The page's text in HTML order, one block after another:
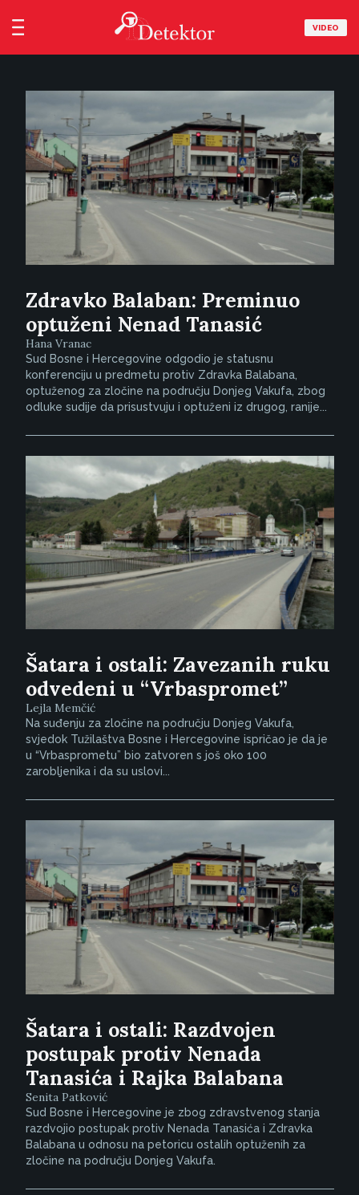
VIDEO
Zdravko Balaban: Preminuo
optuženi Nenad Tanasić
Hana Vranac
Sud Bosne i Hercegovine odgodio je statusnu
konferenciju u predmetu protiv Zdravka Balabana,
optuženog za zločine na području Donjeg Vakufa, zbog
odluke sudije da prisustvuju i optuženi iz drugog, ranije...
Šatara i ostali: Zavezanih ruku
odvedeni u “Vrbaspromet”
Lejla Memčić
Na suđenju za zločine na području Donjeg Vakufa,
svjedok Tužilaštva Bosne i Hercegovine ispričao je da je
u “Vrbasprometu” bio zatvoren s još oko 100
zarobljenika i da su uslovi...
Šatara i ostali: Razdvojen
postupak protiv Nenada
Tanasića i Rajka Balabana
Senita Patković
Sud Bosne i Hercegovine je zbog zdravstvenog stanja
razdvojio postupak protiv Nenada Tanasića i Zdravka
Balabana u odnosu na petoricu ostalih optuženih za
zločine na području Donjeg Vakufa.